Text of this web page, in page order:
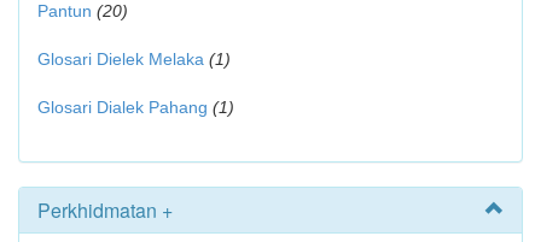
Pantun (20)
Glosari Dielek Melaka (1)
Glosari Dialek Pahang (1)
Perkhidmatan +